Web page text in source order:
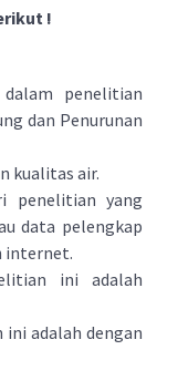
!
penelitian
dan Penurunan
kualitas air.
penelitian yang
data pelengkap
internet.
ini adalah
adalah dengan